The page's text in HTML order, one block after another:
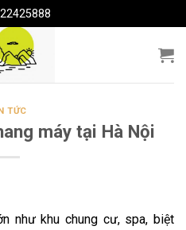
TỨC
máy tại Hà Nội
như khu chung cư, spa, biệt